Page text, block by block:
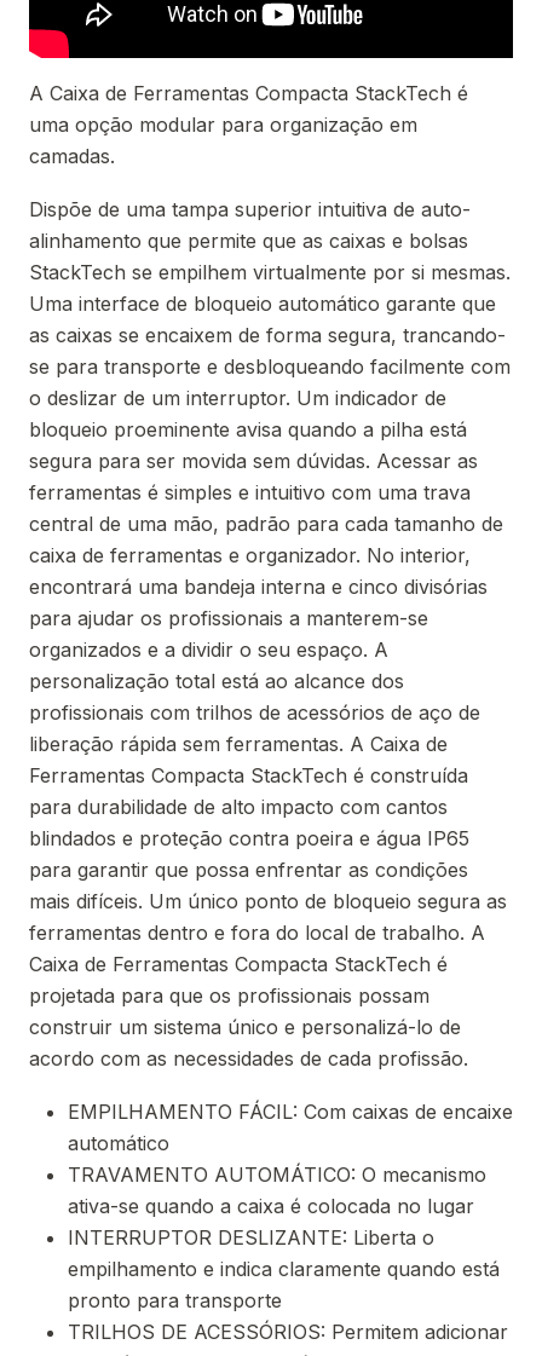
A Caixa de Ferramentas Compacta StackTech é
uma opção modular para organização em
camadas.
Dispõe de uma tampa superior intuitiva de auto-
alinhamento que permite que as caixas e bolsas
StackTech se empilhem virtualmente por si mesmas.
Uma interface de bloqueio automático garante que
as caixas se encaixem de forma segura, trancando-
se para transporte e desbloqueando facilmente com
o deslizar de um interruptor. Um indicador de
bloqueio proeminente avisa quando a pilha está
segura para ser movida sem dúvidas. Acessar as
ferramentas é simples e intuitivo com uma trava
central de uma mão, padrão para cada tamanho de
caixa de ferramentas e organizador. No interior,
encontrará uma bandeja interna e cinco divisórias
para ajudar os profissionais a manterem-se
organizados e a dividir o seu espaço. A
personalização total está ao alcance dos
profissionais com trilhos de acessórios de aço de
liberação rápida sem ferramentas. A Caixa de
Ferramentas Compacta StackTech é construída
para durabilidade de alto impacto com cantos
blindados e proteção contra poeira e água IP65
para garantir que possa enfrentar as condições
mais difíceis. Um único ponto de bloqueio segura as
ferramentas dentro e fora do local de trabalho. A
Caixa de Ferramentas Compacta StackTech é
projetada para que os profissionais possam
construir um sistema único e personalizá-lo de
acordo com as necessidades de cada profissão.
EMPILHAMENTO FÁCIL: Com caixas de encaixe
automático
TRAVAMENTO AUTOMÁTICO: O mecanismo
ativa-se quando a caixa é colocada no lugar
INTERRUPTOR DESLIZANTE: Liberta o
empilhamento e indica claramente quando está
pronto para transporte
TRILHOS DE ACESSÓRIOS: Permitem adicionar